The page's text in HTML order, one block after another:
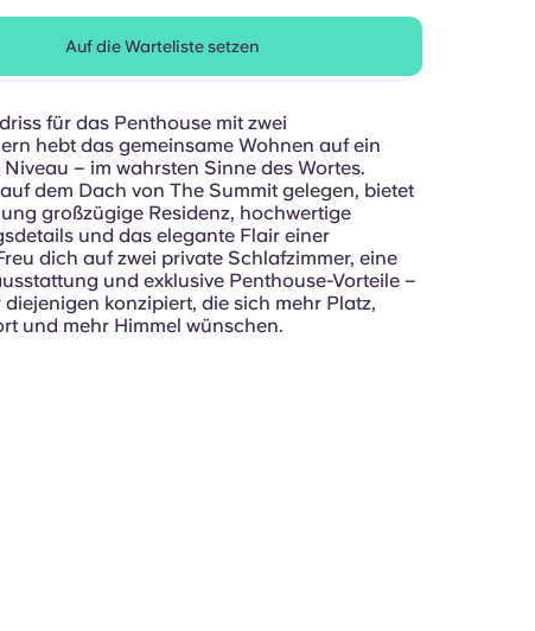
Kontakt aufnehmen
Auf die Warteliste setzen
für das Penthouse mit zwei
hebt das gemeinsame Wohnen auf ein
– im wahrsten Sinne des Wortes.
dem Dach von The Summit gelegen, bietet
großzügige Residenz, hochwertige
und das elegante Flair einer
dich auf zwei private Schlafzimmer, eine
und exklusive Penthouse-Vorteile –
konzipiert, die sich mehr Platz,
und mehr Himmel wünschen.